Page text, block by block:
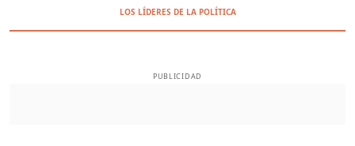
LOS LÍDERES DE LA POLÍTICA
PUBLICIDAD